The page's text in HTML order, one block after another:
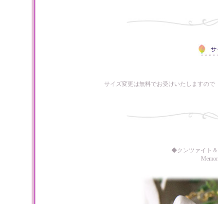
サイズ変更は無料でお受けいたしますの
◆クンツァイト